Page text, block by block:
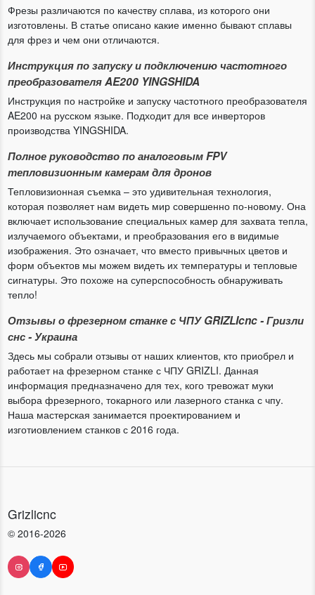
Фрезы различаются по качеству сплава, из которого они
изготовлены. В статье описано какие именно бывают сплавы
для фрез и чем они отличаются.
Инструкция по запуску и подключению частотного
преобразователя AE200 YINGSHIDA
Инструкция по настройке и запуску частотного преобразователя
AE200 на русском языке. Подходит для все инверторов
производства YINGSHIDA.
Полное руководство по аналоговым FPV
тепловизионным камерам для дронов
Тепловизионная съемка – это удивительная технология,
которая позволяет нам видеть мир совершенно по-новому. Она
включает использование специальных камер для захвата тепла,
излучаемого объектами, и преобразования его в видимые
изображения. Это означает, что вместо привычных цветов и
форм объектов мы можем видеть их температуры и тепловые
сигнатуры. Это похоже на суперспособность обнаруживать
тепло!
Отзывы о фрезерном станке с ЧПУ GRIZLIcnc - Гризли
снс - Украина
Здесь мы собрали отзывы от наших клиентов, кто приобрел и
работает на фрезерном станке с ЧПУ GRIZLI. Данная
информация предназначено для тех, кого тревожат муки
выбора фрезерного, токарного или лазерного станка с чпу.
Наша мастерская занимается проектированием и
изготиовлением станков с 2016 года.
Grizlicnc
© 2016-2026